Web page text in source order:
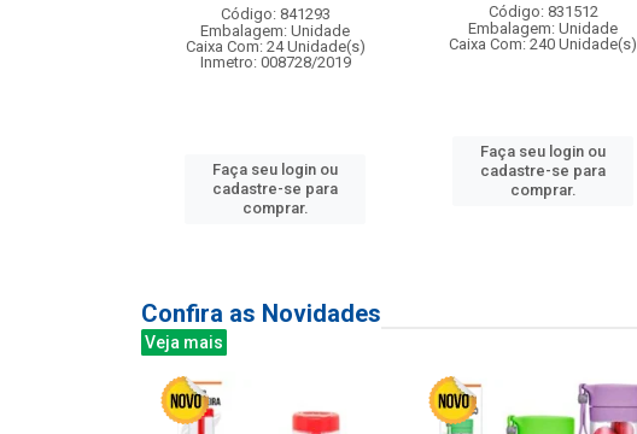
Código: 841293
Embalagem: Unidade
Caixa Com: 24 Unidade(s)
Inmetro: 008728/2019
Faça seu login ou
cadastre-se para
comprar.
Código: 831512
Embalagem: Unidade
Caixa Com: 240 Unidade(s)
Faça seu login ou
cadastre-se para
comprar.
Confira as Novidades
Veja mais